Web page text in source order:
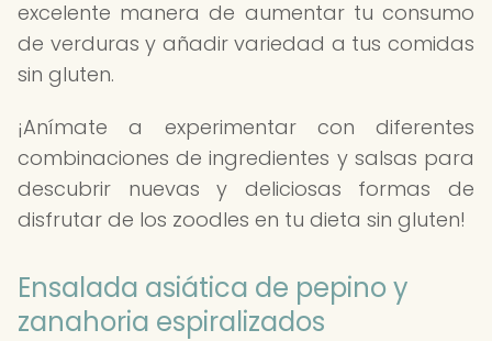
excelente manera de aumentar tu consumo
de verduras y añadir variedad a tus comidas
sin gluten.
¡Anímate a experimentar con diferentes
combinaciones de ingredientes y salsas para
descubrir nuevas y deliciosas formas de
disfrutar de los zoodles en tu dieta sin gluten!
Ensalada asiática de pepino y
zanahoria espiralizados